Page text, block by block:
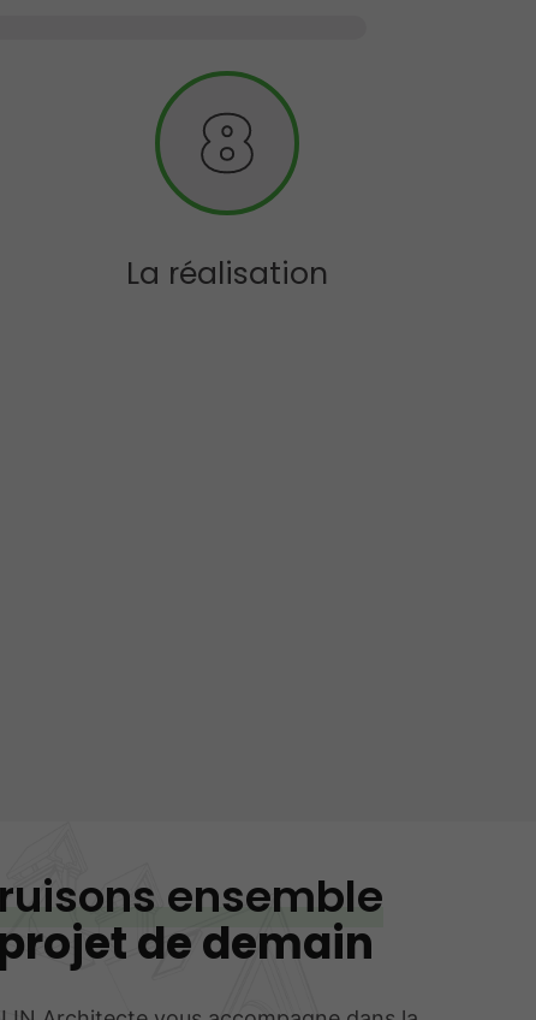
La réalisation
ensemble
de demain